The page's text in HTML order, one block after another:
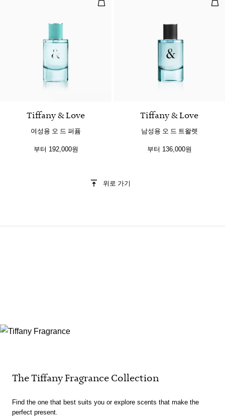
Tiffany & Love
여성용 오 드 퍼퓸
부터 192,000원
Tiffany & Love
남성용 오 드 트왈렛
부터 136,000원
위로 가기
The Tiffany Fragrance Collection
Find the one that best suits you or explore scents that make the
perfect present.